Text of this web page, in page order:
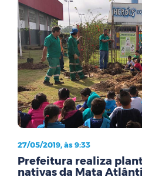
27/05/2019, às 9:33
Prefeitura realiza
nativas da Mata